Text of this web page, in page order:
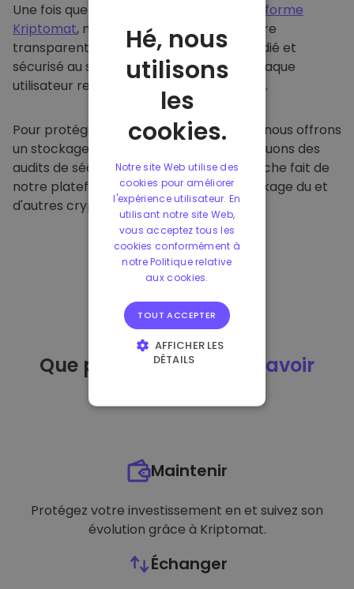
Une fois que vous achetez du sur
la plateforme
Kriptomat, nous le transférons de manière
transparente dans votre portefeuille dédié et
sécurisé au sein de notre plateforme. Chaque
utilisateur reçoit un portefeuille individuel.
Pour protéger nos clients et leurs fonds, nous offrons
un stockage hors ligne sécurisé et effectuons des
audits de sécurité réguliers. Cette approche fait de
notre plateforme un refuge pour le stockage du et
d'autres crypto-monnaies.
Que puis-je faire
après avoir
Maintenir
Protégez votre investissement en et suivez son
évolution grâce à Kriptomat.
Échanger
Hé, nous
utilisons
les
cookies.
Notre site Web utilise des
cookies pour améliorer
l'expérience utilisateur. En
utilisant notre site Web,
vous acceptez tous les
cookies conformément à
notre Politique relative
aux cookies.
TOUT ACCEPTER
AFFICHER LES
DÉTAILS
FONCTIONNALITÉ